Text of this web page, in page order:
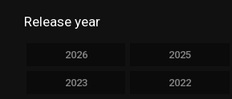
Release year
2026 2025
2023 2022